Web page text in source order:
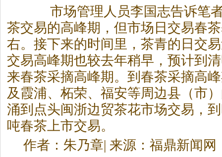
市场管理人员李国志告诉笔者
茶交易的高峰期，但市场日交易春
右。接下来的时间里，茶青的日交
交易高峰期也较去年稍早，预计到
来春茶采摘高峰期。到春茶采摘高
及霞浦、柘荣、福安等周边县（市
涌到点头闽浙边贸茶花市场交易，
吨春茶上市交易。
作者：朱乃章| 来源：福鼎新闻网